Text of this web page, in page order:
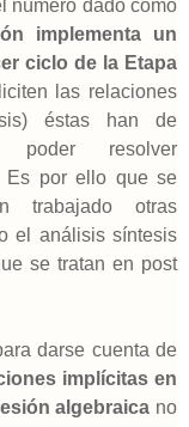
número dado como
implementa un
ciclo de la Etapa
las relaciones
éstas han de
poder resolver
Es por ello que se
trabajado otras
el análisis síntesis
se tratan en post
darse cuenta de
implícitas en
algebraica no